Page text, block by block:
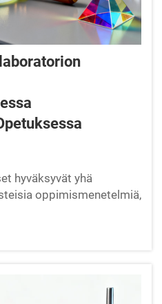
hyväksyvät yhä
oppimismenetelmiä,
luonnontieteiden luokat
joissa oppilaat tutkivat
käsitteitä käytännön